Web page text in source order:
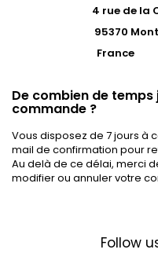
4 rue de la Croix
95370
France
De combien de
commande ?
Vous disposez de 7 jours à
mail de confirmation pour
Au delà de ce délai, merci
modifier ou annuler votre
Follow